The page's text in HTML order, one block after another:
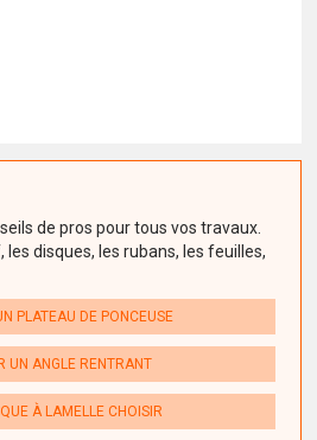
de pros pour tous vos travaux.
disques, les rubans, les feuilles,
PLATEAU DE PONCEUSE
UN ANGLE RENTRANT
À LAMELLE CHOISIR